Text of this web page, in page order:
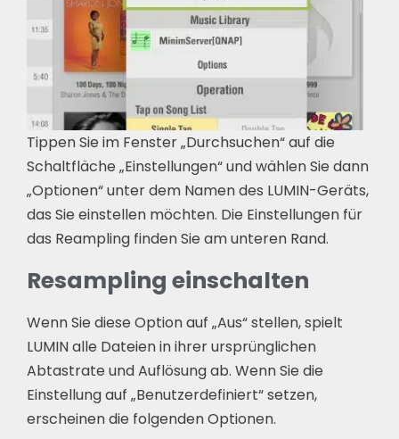
Tippen Sie im Fenster „Durchsuchen“ auf die
Schaltfläche „Einstellungen“ und wählen Sie dann
„Optionen“ unter dem Namen des LUMIN-Geräts,
das Sie einstellen möchten. Die Einstellungen für
das Reampling finden Sie am unteren Rand.
Resampling einschalten
Wenn Sie diese Option auf „Aus“ stellen, spielt
LUMIN alle Dateien in ihrer ursprünglichen
Abtastrate und Auflösung ab. Wenn Sie die
Einstellung auf „Benutzerdefiniert“ setzen,
erscheinen die folgenden Optionen.